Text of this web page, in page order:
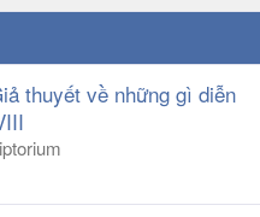
thuyết về những gì diễn